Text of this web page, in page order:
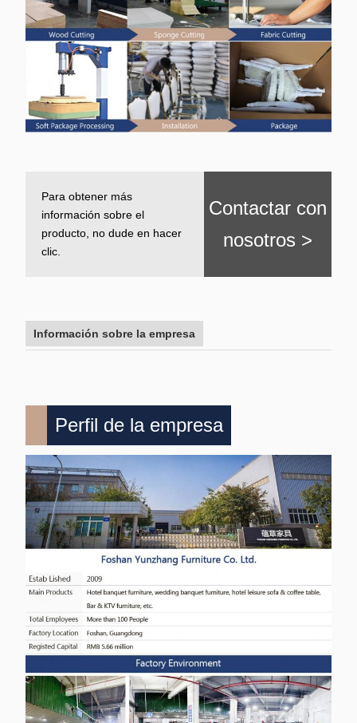
Para obtener más
información sobre el
producto, no dude en hacer
clic.
Contactar con
nosotros >
Información sobre la empresa
Perfil de la empresa